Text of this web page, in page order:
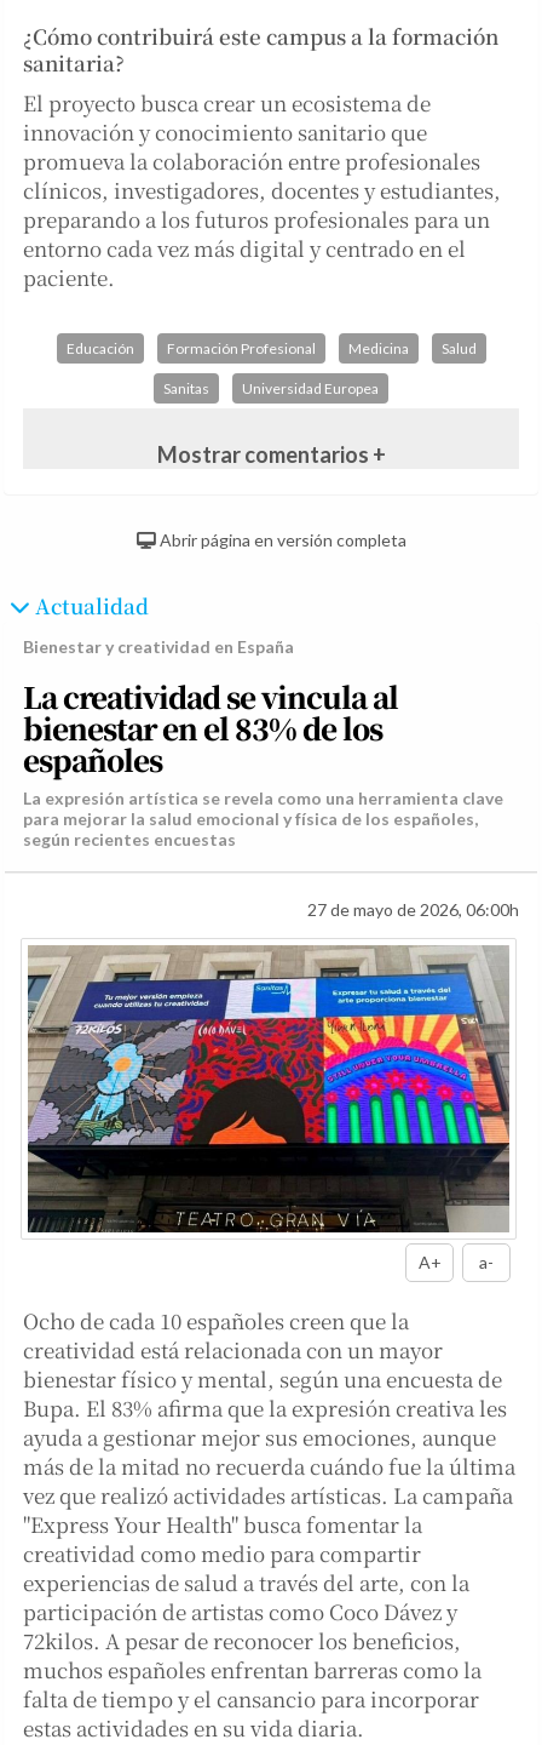
¿Cómo contribuirá este campus a la formación
sanitaria?
El proyecto busca crear un ecosistema de
innovación y conocimiento sanitario que
promueva la colaboración entre profesionales
clínicos, investigadores, docentes y estudiantes,
preparando a los futuros profesionales para un
entorno cada vez más digital y centrado en el
paciente.
Educación Formación Profesional Medicina Salud
Sanitas Universidad Europea
Mostrar comentarios +
Abrir página en versión completa
Actualidad
Bienestar y creatividad en España
La creatividad se vincula al
bienestar en el 83% de los
españoles
La expresión artística se revela como una herramienta clave
para mejorar la salud emocional y física de los españoles,
según recientes encuestas
27 de mayo de 2026, 06:00h
A+ a-
Ocho de cada 10 españoles creen que la
creatividad está relacionada con un mayor
bienestar físico y mental, según una encuesta de
Bupa. El 83% afirma que la expresión creativa les
ayuda a gestionar mejor sus emociones, aunque
más de la mitad no recuerda cuándo fue la última
vez que realizó actividades artísticas. La campaña
"Express Your Health" busca fomentar la
creatividad como medio para compartir
experiencias de salud a través del arte, con la
participación de artistas como Coco Dávez y
72kilos. A pesar de reconocer los beneficios,
muchos españoles enfrentan barreras como la
falta de tiempo y el cansancio para incorporar
estas actividades en su vida diaria.